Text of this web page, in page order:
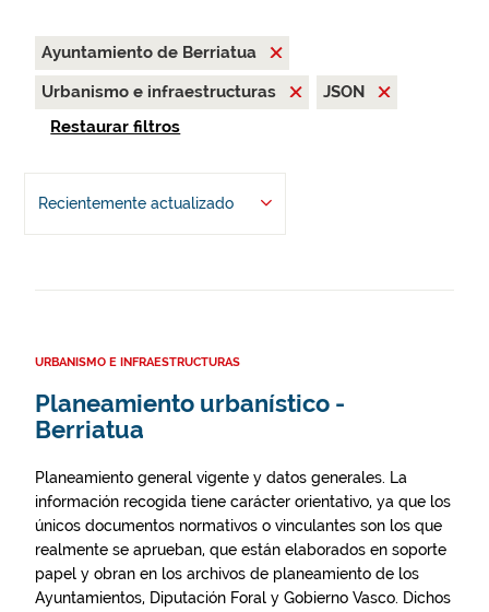
Ayuntamiento de Berriatua
Urbanismo e infraestructuras
JSON
Restaurar filtros
Recientemente actualizado
URBANISMO E INFRAESTRUCTURAS
Planeamiento urbanístico -
Berriatua
Planeamiento general vigente y datos generales. La
información recogida tiene carácter orientativo, ya que los
únicos documentos normativos o vinculantes son los que
realmente se aprueban, que están elaborados en soporte
papel y obran en los archivos de planeamiento de los
Ayuntamientos, Diputación Foral y Gobierno Vasco. Dichos